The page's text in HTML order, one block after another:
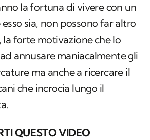
la fortuna di vivere con un
sia, non possono far altro
la forte motivazione che lo
annusare maniacalmente gli
ma anche a ricercare il
che incrocia lungo il
QUESTO VIDEO